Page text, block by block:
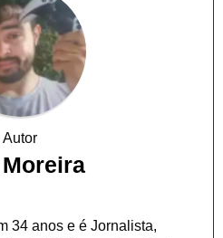
Autor
34 anos e é Jornalista,